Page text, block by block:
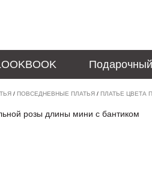
/ ПОВСЕДНЕВНЫЕ ПЛАТЬЯ / ПЛАТЬЕ ЦВЕТА